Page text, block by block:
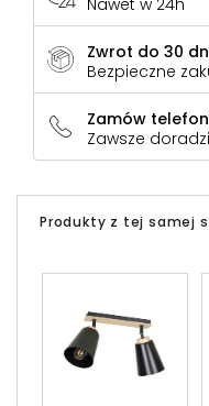
Nawet w 24h
Zwrot do 30
Bezpieczne
Zamów
Zawsze
Produkty z tej samej